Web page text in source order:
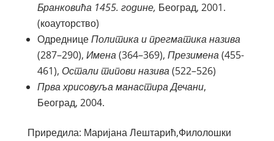
Бранковића 1455. године, Београд, 2001.
(коауторство)
ОдредницеПолитика и прегматика назива
(287–290), Имена(364–369), Презимена(455-
461), Остали типови назива(522–526)
Прва хрисовуља манастира Дечани,
Београд, 2004.
Приредила: Маријана Лештарић,Филолошки